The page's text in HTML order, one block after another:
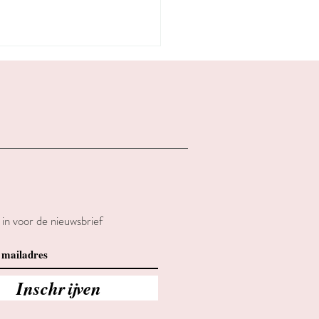
voor de nieuwsbrief
Inschrijven